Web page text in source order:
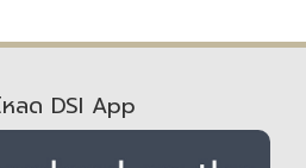
หลด DSI App